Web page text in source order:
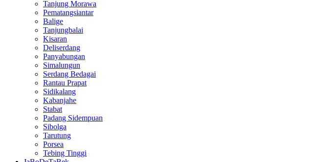
Tanjung Morawa
Pematangsiantar
Balige
Tanjungbalai
Kisaran
Deliserdang
Panyabungan
Simalungun
Serdang Bedagai
Rantau Prapat
Sidikalang
Kabanjahe
Stabat
Padang Sidempuan
Sibolga
Tarutung
Porsea
Tebing Tinggi